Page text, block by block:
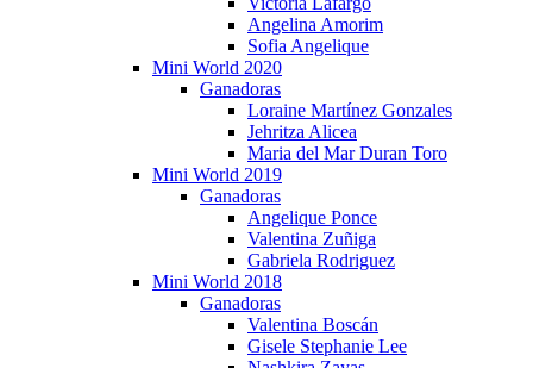
Angelina Amorim
Sofia Angelique
Mini World 2020
Ganadoras
Loraine Martínez Gonzales
Jehritza Alicea
Maria del Mar Duran Toro
Mini World 2019
Ganadoras
Angelique Ponce
Valentina Zuñiga
Gabriela Rodriguez
Mini World 2018
Ganadoras
Valentina Boscán
Gisele Stephanie Lee